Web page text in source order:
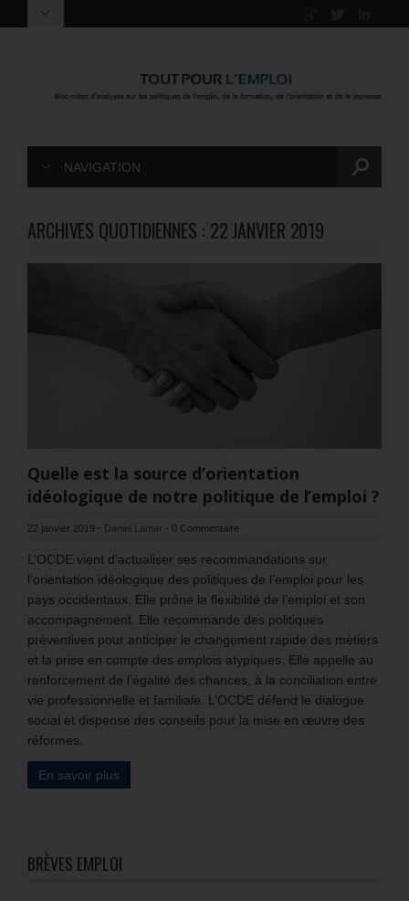
NAVIGATION
ARCHIVES QUOTIDIENNES : 22 JANVIER 2019
Quelle est la source d’orientation
idéologique de notre politique de l’emploi ?
22 janvier 2019 - Daniel Lamar - 0 Commentaire
L’OCDE vient d’actualiser ses recommandations sur
l’orientation idéologique des politiques de l’emploi pour les
pays occidentaux. Elle prône la flexibilité de l’emploi et son
accompagnement. Elle recommande des politiques
préventives pour anticiper le changement rapide des métiers
et la prise en compte des emplois atypiques. Elle appelle au
renforcement de l’égalité des chances, à la conciliation entre
vie professionnelle et familiale. L’OCDE défend le dialogue
social et dispense des conseils pour la mise en œuvre des
réformes.
En savoir plus
BRÈVES EMPLOI